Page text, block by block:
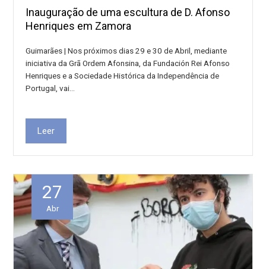
Inauguração de uma escultura de D. Afonso
Henriques em Zamora
Guimarães | Nos próximos dias 29 e 30 de Abril, mediante
iniciativa da Grã Ordem Afonsina, da Fundación Rei Afonso
Henriques e a Sociedade Histórica da Independência de
Portugal, vai…
Leer
27
Abr